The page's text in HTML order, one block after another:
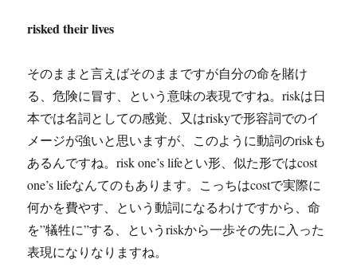
risked their lives
そのままと言えばそのままですが自分の命を賭け
る、危険に冒す、という意味の表現ですね。riskは日
本では名詞としての感覚、又はriskyで形容詞でのイ
メージが強いと思いますが、このように動詞のriskも
あるんですね。risk one’s lifeとい形、似た形ではcost
one’s lifeなんてのもあります。こっちはcostで実際に
何かを費やす、という動詞になるわけですから、命
を”犠牲に”する、というriskから一歩その先に入った
表現になりなりますね。